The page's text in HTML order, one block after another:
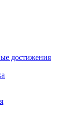
достижения